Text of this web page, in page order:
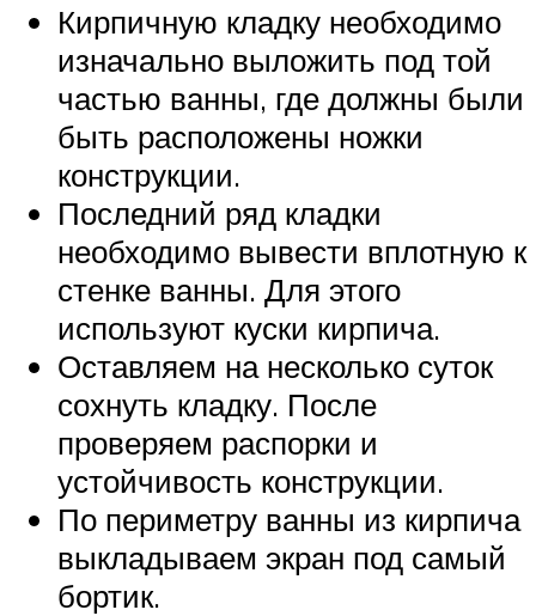
Кирпичную кладку необходимо
изначально выложить под той
частью ванны, где должны были
быть расположены ножки
конструкции.
Последний ряд кладки
необходимо вывести вплотную к
стенке ванны. Для этого
используют куски кирпича.
Оставляем на несколько суток
сохнуть кладку. После
проверяем распорки и
устойчивость конструкции.
По периметру ванны из кирпича
выкладываем экран под самый
бортик.